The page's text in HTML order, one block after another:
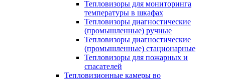
Тепловизоры для мониторинга
температуры в шкафах
Тепловизоры диагностические
(промышленные) ручные
Тепловизоры диагностические
(промышленные) стационарные
Тепловизоры для пожарных и
спасателей
Тепловизионные камеры во